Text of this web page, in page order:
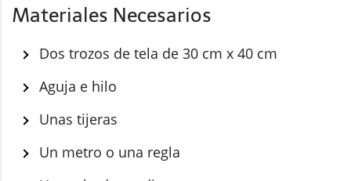
Materiales Necesarios
Dos trozos de tela de 30 cm x 40 cm
Aguja e hilo
Unas tijeras
Un metro o una regla